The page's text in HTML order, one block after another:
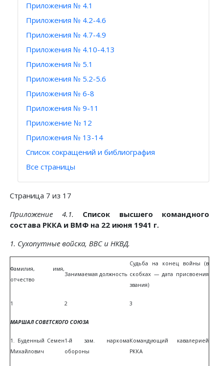
Приложения № 4.1
Приложения № 4.2-4.6
Приложения № 4.7-4.9
Приложения № 4.10-4.13
Приложения № 5.1
Приложения № 5.2-5.6
Приложения № 6-8
Приложения № 9-11
Приложение № 12
Приложения № 13-14
Список сокращений и библиография
Все страницы
Страница 7 из 17
Приложение 4.1. Список высшего командного
состава РККА и ВМФ на 22 июня 1941 г.
1. Сухопутные войска, ВВС и НКВД.
Фамилия, имя,
отчество
Занимаемая должность
Судьба на конец войны (в
скобках — дата присвоения
звания)
1 2 3
МАРШАЛ СОВЕТСКОГО СОЮЗА
1. Буденный Семен
Михайлович
1-й зам. наркома
обороны
Командующий кавалерией
РККА